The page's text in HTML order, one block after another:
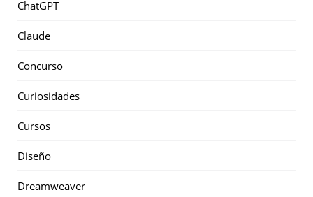
ChatGPT
Claude
Concurso
Curiosidades
Cursos
Diseño
Dreamweaver